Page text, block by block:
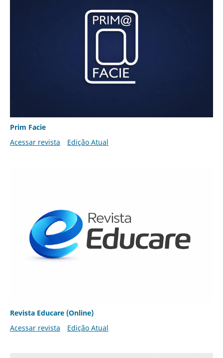
Prim Facie
Acessar revista
Edição Atual
Revista Educare (Online)
Acessar revista
Edição Atual